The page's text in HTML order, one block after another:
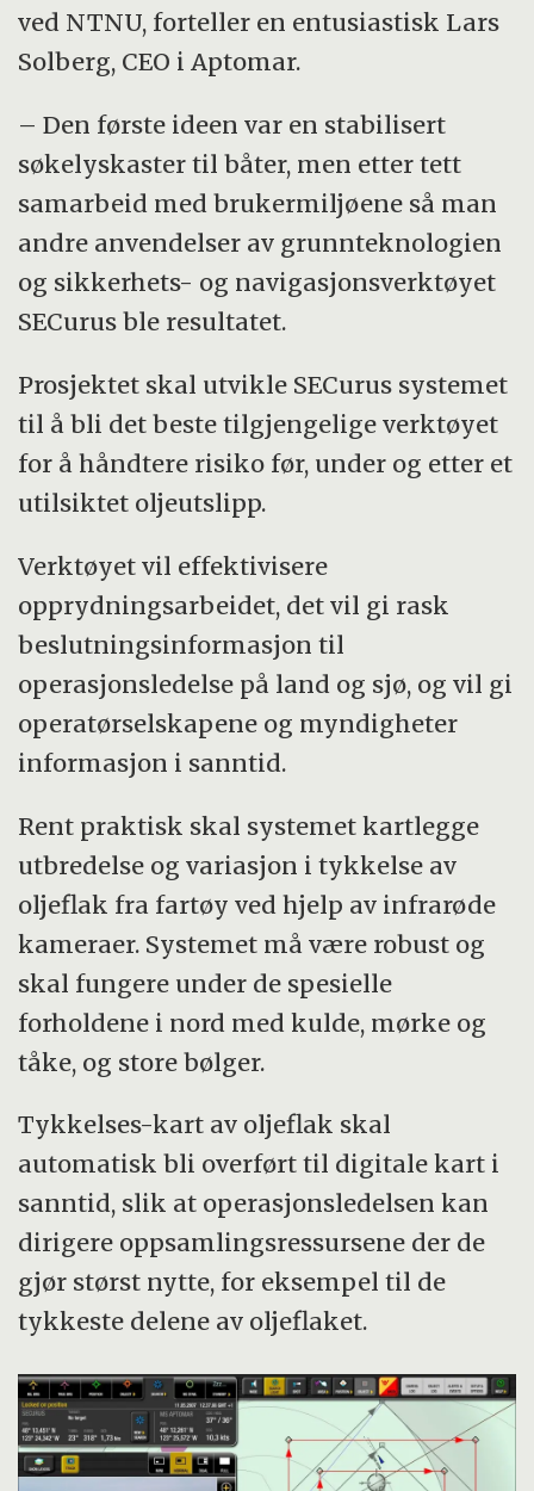
ved NTNU, forteller en entusiastisk Lars
Solberg, CEO i Aptomar.
– Den første ideen var en stabilisert
søkelyskaster til båter, men etter tett
samarbeid med brukermiljøene så man
andre anvendelser av grunnteknologien
og sikkerhets- og navigasjonsverktøyet
SECurus ble resultatet.
Prosjektet skal utvikle SECurus systemet
til å bli det beste tilgjengelige verktøyet
for å håndtere risiko før, under og etter et
utilsiktet oljeutslipp.
Verktøyet vil effektivisere
opprydningsarbeidet, det vil gi rask
beslutningsinformasjon til
operasjonsledelse på land og sjø, og vil gi
operatørselskapene og myndigheter
informasjon i sanntid.
Rent praktisk skal systemet kartlegge
utbredelse og variasjon i tykkelse av
oljeflak fra fartøy ved hjelp av infrarøde
kameraer. Systemet må være robust og
skal fungere under de spesielle
forholdene i nord med kulde, mørke og
tåke, og store bølger.
Tykkelses-kart av oljeflak skal
automatisk bli overført til digitale kart i
sanntid, slik at operasjonsledelsen kan
dirigere oppsamlingsressursene der de
gjør størst nytte, for eksempel til de
tykkeste delene av oljeflaket.